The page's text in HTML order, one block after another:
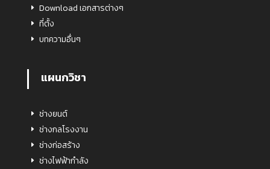
Download เอกสารต่างๆ
ที่ตั้ง
บทความอื่นๆ
แผนกวิชา
ช่างยนต์
ช่างกลโรงงาน
ช่างก่อสร้าง
ช่างไฟฟ้ากำลัง